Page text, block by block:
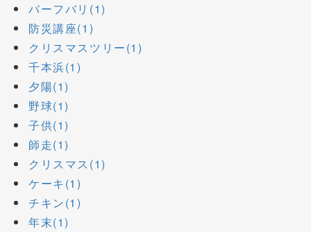
バーフバリ(1)
防災講座(1)
クリスマスツリー(1)
千本浜(1)
夕陽(1)
野球(1)
子供(1)
師走(1)
クリスマス(1)
ケーキ(1)
チキン(1)
年末(1)